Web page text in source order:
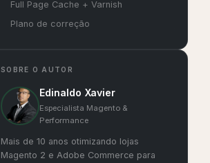
Full Page Cache + Varnish
Plano de correção
SOBRE O AUTOR
Edinaldo Xavier
Especialista Magento &
Performance
Mais de 10 anos otimizando lojas
Magento 2 e Adobe Commerce para